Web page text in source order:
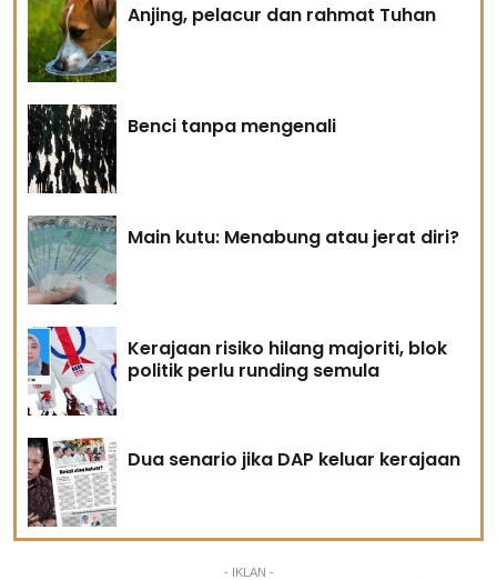
Anjing, pelacur dan rahmat Tuhan
Benci tanpa mengenali
Main kutu: Menabung atau jerat diri?
Kerajaan risiko hilang majoriti, blok
politik perlu runding semula
Dua senario jika DAP keluar kerajaan
- IKLAN -